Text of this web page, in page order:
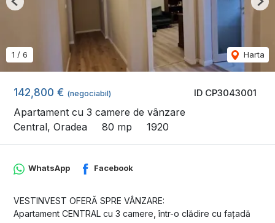
ID CP3043001
142,800 € (negociabil)
Apartament cu 3 camere de vânzare
Central, Oradea
80 mp 1920
1 / 6 Harta
Previous
WhatsApp Facebook
VESTINVEST OFERǍ SPRE VÂNZARE:
Apartament CENTRAL cu 3 camere, într-o clădire cu fațadă